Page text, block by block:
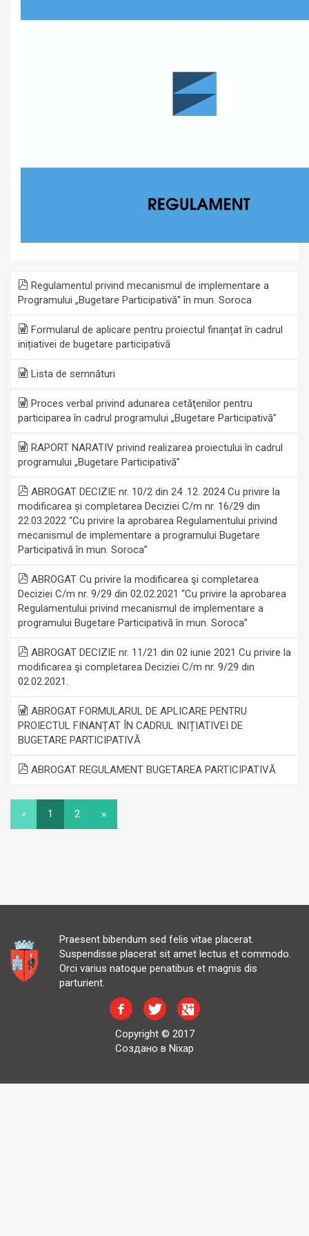
Regulamentul privind mecanismul de implementare a
Programului „Bugetare Participativă” în mun. Soroca
Formularul de aplicare pentru proiectul finanțat în cadrul
inițiativei de bugetare participativă
Lista de semnături
Proces verbal privind adunarea cetăţenilor pentru
participarea în cadrul programului „Bugetare Participativă”
RAPORT NARATIV privind realizarea proiectului în cadrul
programului „Bugetare Participativă”
ABROGAT DECIZIE nr. 10/2 din 24 .12. 2024 Cu privire la
modificarea și completarea Deciziei C/m nr. 16/29 din
22.03.2022 “Cu privire la aprobarea Regulamentului privind
mecanismul de implementare a programului Bugetare
Participativă în mun. Soroca”
ABROGAT Cu privire la modificarea şi completarea
Deciziei C/m nr. 9/29 din 02.02.2021 “Cu privire la aprobarea
Regulamentului privind mecanismul de implementare a
programului Bugetare Participativă în mun. Soroca”
ABROGAT DECIZIE nr. 11/21 din 02 iunie 2021 Cu privire la
modificarea şi completarea Deciziei C/m nr. 9/29 din
02.02.2021.
ABROGAT FORMULARUL DE APLICARE PENTRU
PROIECTUL FINANȚAT ÎN CADRUL INIȚIATIVEI DE
BUGETARE PARTICIPATIVĂ
ABROGAT REGULAMENT BUGETAREA PARTICIPATIVĂ
« 1 2 »
Praesent bibendum sed felis vitae placerat.
Suspendisse placerat sit amet lectus et commodo.
Orci varius natoque penatibus et magnis dis
parturient.
Copyright © 2017
Создано в Nixap